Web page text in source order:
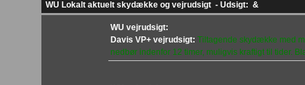
WU Lokalt aktuelt skydække og vejrudsigt - Udsigt: &
WU vejrudsigt:
Davis VP+ vejrudsigt: Tiltagende skydække med
nedbør indenfor 12 timer, muligvis kraftigt til tider.